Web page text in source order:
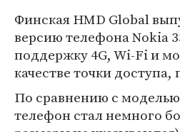
Финская HMD Global
версию телефона Nokia
поддержку 4G, Wi-Fi и
качестве точки
По сравнению с моделью
телефон стал немного